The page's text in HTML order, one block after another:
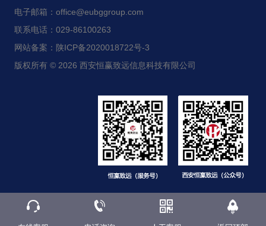
电子邮箱：office@eubggroup.com
联系电话：029-86100263
网站备案：陕ICP备2020018722号-3
版权所有 © 2026 西安恒赢致远信息科技有限公司